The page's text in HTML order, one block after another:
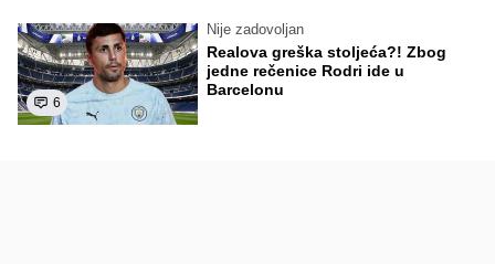
6
Nije zadovoljan
Realova greška stoljeća?! Zbog
jedne rečenice Rodri ide u
Barcelonu